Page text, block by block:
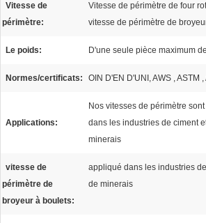
Vitesse de
périmètre:
Vitesse de périmètre de four
vitesse de périmètre de
Le poids: D'une seule pièce maximum
Normes/certificats: OIN D'EN D'UNI, AWS , ASTM ,
Applications:
Nos vitesses de périmètre
dans les industries de ciment
minerais
vitesse de
périmètre de
broyeur à boulets:
appliqué dans les industries
de minerais